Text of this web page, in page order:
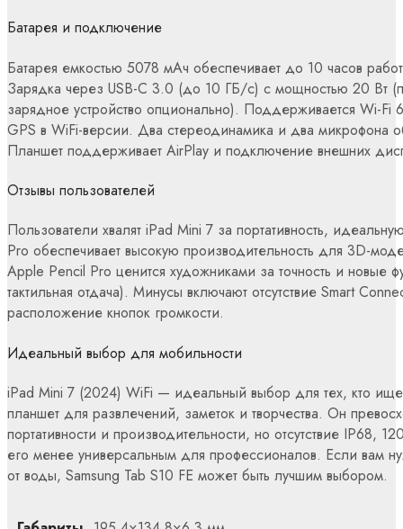
Батарея и подключение
Батарея емкостью 5078 мАч обеспечивает до 10 часов
Зарядка через USB-C 3.0 (до 10 ГБ/с) с мощностью 20 Вт
зарядное устройство опционально). Поддерживается Wi-
GPS в WiFi-версии. Два стереодинамика и два микрофона
Планшет поддерживает AirPlay и подключение внешних
Отзывы пользователей
Пользователи хвалят iPad Mini 7 за портативность,
Pro обеспечивает высокую производительность для 3D-
Apple Pencil Pro ценится художниками за точность и новые
тактильная отдача). Минусы включают отсутствие Smart
расположение кнопок громкости.
Идеальный выбор для мобильности
iPad Mini 7 (2024) WiFi — идеальный выбор для тех, кто
планшет для развлечений, заметок и творчества. Он
портативности и производительности, но отсутствие IP68,
его менее универсальным для профессионалов. Если вам
от воды, Samsung Tab S10 FE может быть лучшим выбором.